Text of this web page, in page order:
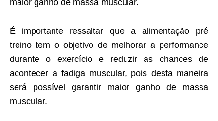
maior ganho de massa muscular.
É importante ressaltar que a alimentação pré
treino tem o objetivo de melhorar a performance
durante o exercício e reduzir as chances de
acontecer a fadiga muscular, pois desta maneira
será possível garantir maior ganho de massa
muscular.